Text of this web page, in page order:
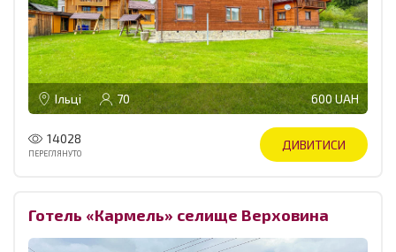
Ільці 70 600 UAH
14028
ПЕРЕГЛЯНУТО
ДИВИТИСИ
Готель «Кармель» селище Верховина